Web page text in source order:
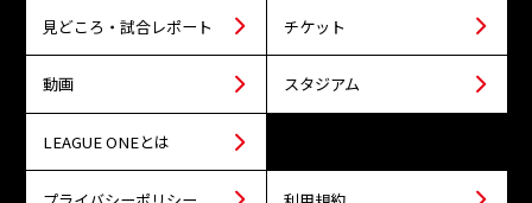
見どころ・試合レポート チケット
動画 スタジアム
LEAGUE ONEとは